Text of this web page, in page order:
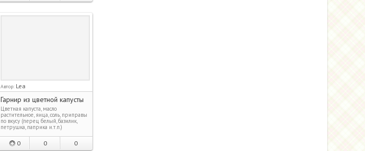
Автор: Lea
Гарнир из цветной капусты
Цветная капуста, масло
растительное, яица, соль, приправы
по вкусу (перец белый, базилик,
петрушка, паприка и.т.п.)
0 0 0